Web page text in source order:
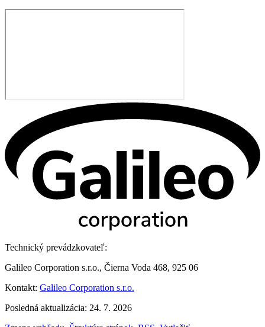
Technický prevádzkovateľ:
Galileo Corporation s.r.o., Čierna Voda 468, 925 06
Kontakt: Galileo Corporation s.r.o.
Posledná aktualizácia: 24. 7. 2026